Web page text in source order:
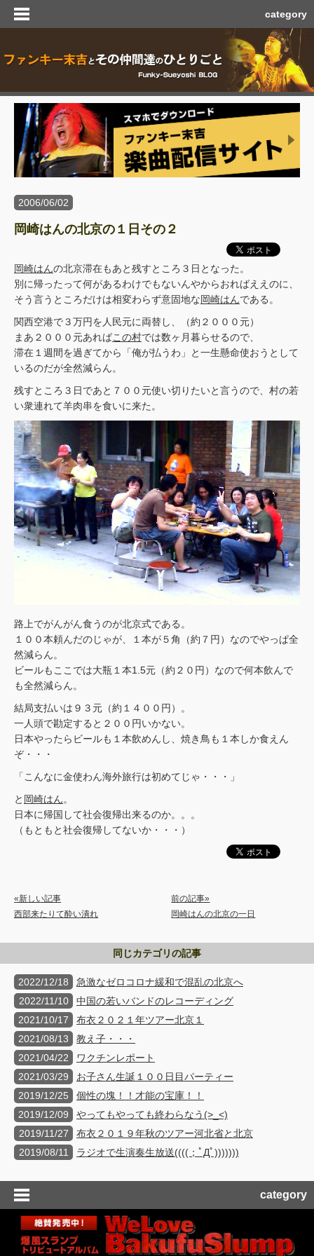
category
2006/06/02
岡崎はんの北京の１日その２
岡崎はんの北京滞在もあと残すところ３日となった。
別に帰ったって何があるわけでもないんやからおればええのに、
そう言うところだけは相変わらず意固地な岡崎はんである。
関西空港で３万円を人民元に両替し、（約２０００元）
まあ２０００元あればこの村では数ヶ月暮らせるので、
滞在１週間を過ぎてから「俺が払うわ」と一生懸命使おうとして
いるのだが全然減らん。
残すところ３日であと７００元使い切りたいと言うので、村の若
い衆連れて羊肉串を食いに来た。
路上でがんがん食うのが北京式である。
１００本頼んだのじゃが、１本が５角（約７円）なのでやっぱ全
然減らん。
ビールもここでは大瓶１本1.5元（約２０円）なので何本飲んで
も全然減らん。
結局支払いは９３元（約１４００円）。
一人頭で勘定すると２００円いかない。
日本やったらビールも１本飲めんし、焼き鳥も１本しか食えん
ぞ・・・
「こんなに金使わん海外旅行は初めてじゃ・・・」
と 岡崎はん。
日本に帰国して社会復帰出来るのか。。。
（もともと社会復帰してないか・・・）
«新しい記事
西部来たりて酔い潰れ
前の記事»
岡崎はんの北京の一日
同じカテゴリの記事
2022/12/18
急激なゼロコロナ緩和で混乱の北京へ
2022/11/10
中国の若いバンドのレコーディング
2021/10/17
布衣２０２１年ツアー北京１
2021/08/13
教え子・・・
2021/04/22
ワクチンレポート
2021/03/29
お子さん生誕１００日目パーティー
2019/12/25
個性の塊！！才能の宝庫！！
2019/12/09
やってもやっても終わらなう(>_<)
2019/11/27
布衣２０１９年秋のツアー河北省と北京
2019/08/11
ラジオで生演奏生放送((((；ﾟДﾟ)))))))
category